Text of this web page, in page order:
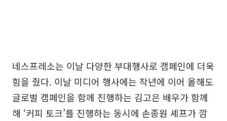
네스프레소는 이날 다양한 부대행사로 캠페인에 더욱
힘을 줬다. 이날 미디어 행사에는 작년에 이어 올해도
글로벌 캠페인을 함께 진행하는 김고은 배우가 함께
해 ‘커피 토크’를 진행하는 동시에 손종원 셰프가 깜